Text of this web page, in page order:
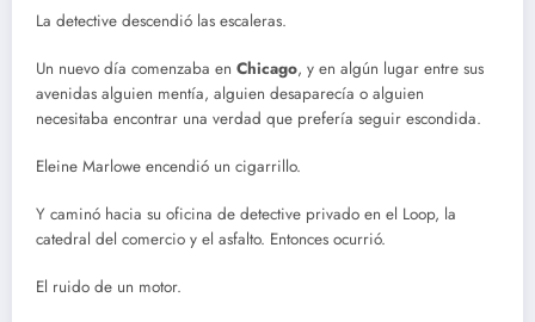
La detective descendió las escaleras.
Un nuevo día comenzaba en Chicago, y en algún lugar entre sus
avenidas alguien mentía, alguien desaparecía o alguien
necesitaba encontrar una verdad que prefería seguir escondida.
Eleine Marlowe encendió un cigarrillo.
Y caminó hacia su oficina de detective privado en el Loop, la
catedral del comercio y el asfalto. Entonces ocurrió.
El ruido de un motor.